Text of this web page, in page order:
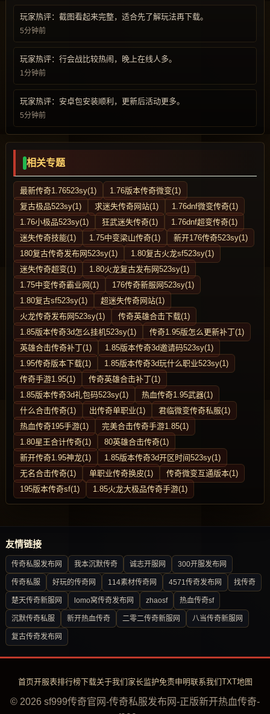
玩家热评：截图看起来完整，适合先了解玩法再下载。
5分钟前
玩家热评：行会战比较热闹，晚上在线人多。
1分钟前
玩家热评：安卓包安装顺利，更新后活动更多。
5分钟前
相关专题
最新传奇1.76523sy(1)
1.76版本传奇微变(1)
复古极品523sy(1)
求迷失传奇网站(1)
1.76dnf微变传奇(1)
1.76小极品523sy(1)
狂武迷失传奇(1)
1.76dnf超变传奇(1)
迷失传奇技能(1)
1.75中变梁山传奇(1)
新开176传奇523sy(1)
180复古传奇发布网523sy(1)
1.80复古火龙sf523sy(1)
迷失传奇超变(1)
1.80火龙复古发布网523sy(1)
1.75中变传奇霸业网(1)
176传奇新服网523sy(1)
1.80复古sf523sy(1)
超迷失传奇网站(1)
火龙传奇发布网523sy(1)
传奇英雄合击下载(1)
1.85版本传奇3d怎么挂机523sy(1)
传奇1.95版怎么更新补丁(1)
英雄合击传奇补丁(1)
1.85版本传奇3d邀请码523sy(1)
1.95传奇版本下载(1)
1.85版本传奇3d玩什么职业523sy(1)
传奇手游1.95(1)
传奇英雄合击补丁(1)
1.85版本传奇3d礼包码523sy(1)
热血传奇1.95武器(1)
什么合击传奇(1)
出传奇单职业(1)
君临微变传奇私服(1)
热血传奇195手游(1)
完美合击传奇手游1.85(1)
1.80星王合计传奇(1)
80英雄合击传奇(1)
新开传奇1.95神龙(1)
1.85版本传奇3d开区时间523sy(1)
无名合击传奇(1)
单职业传奇换皮(1)
传奇微变互通版本(1)
195版本传奇sf(1)
1.85火龙大极品传奇手游(1)
友情链接
传奇私服发布网 我本沉默传奇 诚志开服网 300开服发布网
传奇私服 好玩的传奇网 114素材传奇网 4571传奇发布网 找传奇
楚天传奇新服网 lomo窝传奇发布网 zhaosf 热血传奇sf
沉默传奇私服 新开热血传奇 二零二传奇新服网 八当传奇新服网
复古传奇发布网
首页开服表排行榜下载关于我们 家长监护免责申明联系我们TXT地图
© 2026 sf999传奇官网-传奇私服发布网-正版新开热血传奇-